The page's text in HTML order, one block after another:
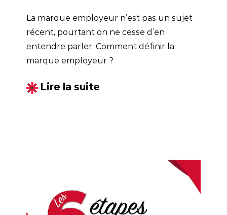
La marque employeur n’est pas un sujet
récent, pourtant on ne cesse d’en
entendre parler. Comment définir la
marque employeur ?
Lire la suite